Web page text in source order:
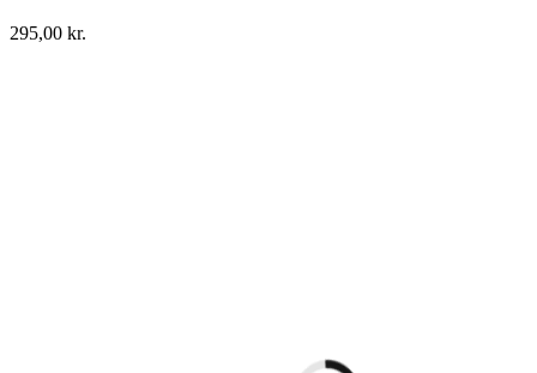
295,00 kr.